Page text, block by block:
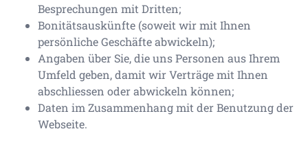
Besprechungen mit Dritten;
Bonitätsauskünfte (soweit wir mit Ihnen
persönliche Geschäfte abwickeln);
Angaben über Sie, die uns Personen aus Ihrem
Umfeld geben, damit wir Verträge mit Ihnen
abschliessen oder abwickeln können;
Daten im Zusammenhang mit der Benutzung der
Webseite.